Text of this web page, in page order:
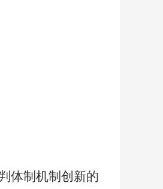
体制机制创新的